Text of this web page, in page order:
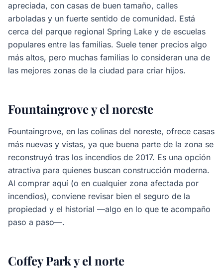
apreciada, con casas de buen tamaño, calles
arboladas y un fuerte sentido de comunidad. Está
cerca del parque regional Spring Lake y de escuelas
populares entre las familias. Suele tener precios algo
más altos, pero muchas familias lo consideran una de
las mejores zonas de la ciudad para criar hijos.
Fountaingrove y el noreste
Fountaingrove, en las colinas del noreste, ofrece casas
más nuevas y vistas, ya que buena parte de la zona se
reconstruyó tras los incendios de 2017. Es una opción
atractiva para quienes buscan construcción moderna.
Al comprar aquí (o en cualquier zona afectada por
incendios), conviene revisar bien el seguro de la
propiedad y el historial —algo en lo que te acompaño
paso a paso—.
Coffey Park y el norte